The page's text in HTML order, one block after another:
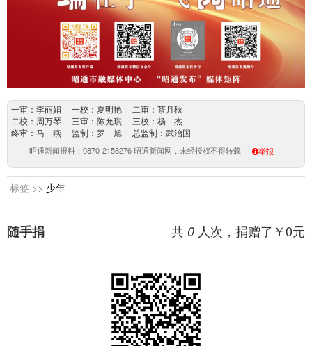
一审：李丽娟 一校：夏明艳 二审：茶月秋
二校：周万琴 三审：陈允琪 三校：杨 杰
终审：马 燕 监制：罗 旭 总监制：武治国
昭通新闻报料：0870-2158276 昭通新闻网，未经授权不得转载 举报
标签 >> 少年
共 0 人次，捐赠了￥0元
随手捐